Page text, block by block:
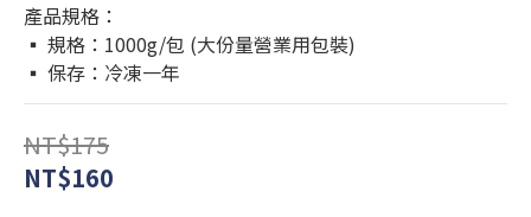
產品規格：
▪️ 規格：1000g/包 (大份量營業用包裝)
▪️ 保存：冷凍一年
NT$175
NT$160